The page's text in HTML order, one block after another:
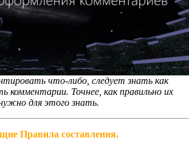
что-либо, следует знать как
комментарии. Точнее, как правильно их
для этого знать.
Правила составления.